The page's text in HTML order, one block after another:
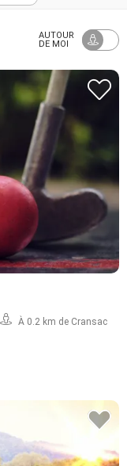
AUTOUR
DE MOI
À 0.2 km de Cransac